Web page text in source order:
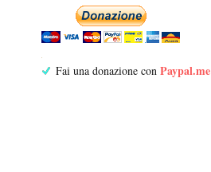
Fai una donazione con Paypal.me